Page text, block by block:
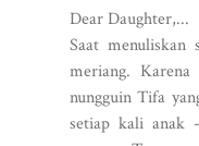
Dear Daughter,...
Saat menuliskan
meriang.
nungguin Tifa
setiap kali anak